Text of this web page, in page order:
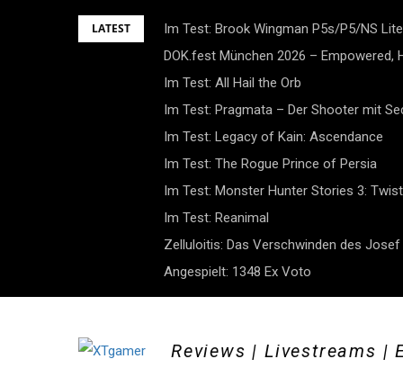
LATEST
Im Test: Brook Wingman P5s/P5/NS
DOK.fest München 2026 – Empowered,
Im Test: All Hail the Orb
Im Test: Pragmata – Der Shooter mit
Im Test: Legacy of Kain: Ascendance
Im Test: The Rogue Prince of Persia
Im Test: Monster Hunter Stories 3:
Im Test: Reanimal
Zelluloitis: Das Verschwinden des Josef
Angespielt: 1348 Ex Voto
Reviews | Livestreams |